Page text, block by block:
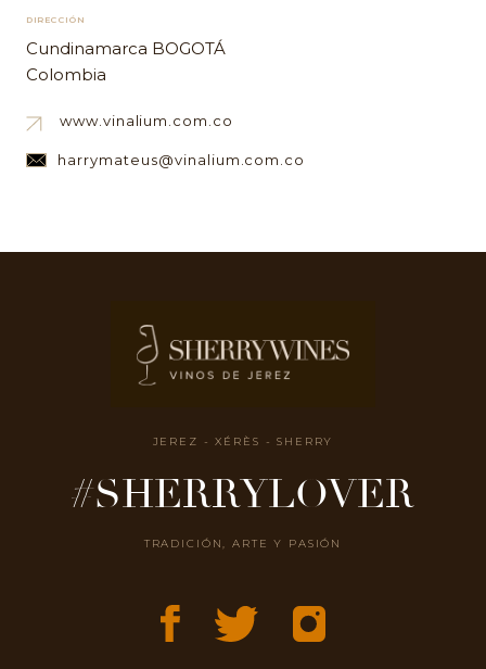
DIRECCIÓN
Cundinamarca BOGOTÁ
Colombia
www.vinalium.com.co
harrymateus@vinalium.com.co
JEREZ - XÉRÈS - SHERRY
#SHERRYLOVER
TRADICIÓN, ARTE Y PASIÓN